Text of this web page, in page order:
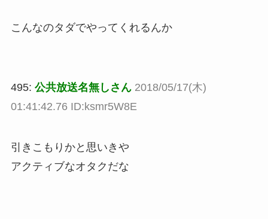
こんなのタダでやってくれるんか
495: 公共放送名無しさん 2018/05/17(木)
01:41:42.76 ID:ksmr5W8E
引きこもりかと思いきや
アクティブなオタクだな